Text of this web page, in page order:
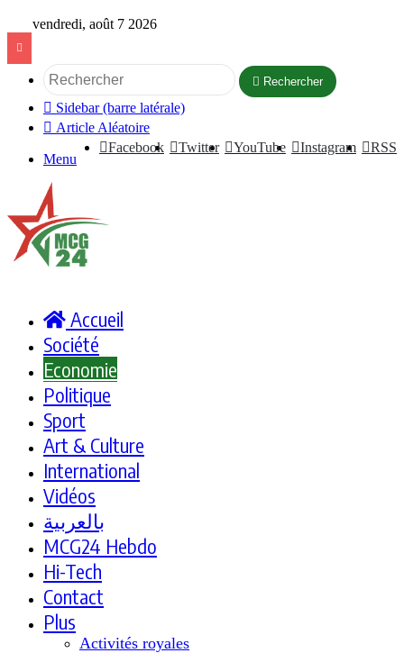
vendredi, août 7 2026
Rechercher
Sidebar (barre latérale)
Article Aléatoire
RSS
Instagram
YouTube
Twitter
Facebook
Menu
Accueil
Société
Economie
Politique
Sport
Art & Culture
International
Vidéos
بالعربية
MCG24 Hebdo
Hi-Tech
Contact
Plus
Activités royales